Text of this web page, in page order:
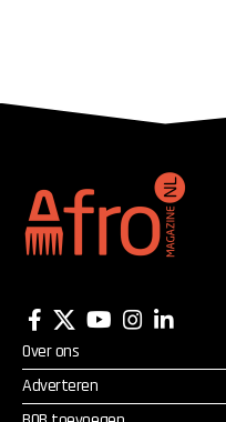
Over ons
Adverteren